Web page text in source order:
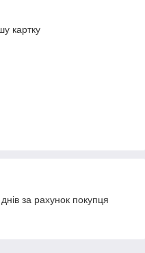
картку
за рахунок покупця